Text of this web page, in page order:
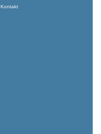
Kontakt